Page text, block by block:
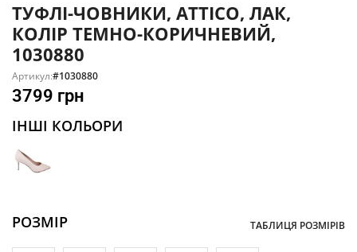
ТУФЛІ-ЧОВНИКИ, ATTICO, ЛАК,
КОЛІР ТЕМНО-КОРИЧНЕВИЙ,
1030880
Артикул:#1030880
3799 грн
ІНШІ КОЛЬОРИ
РОЗМІР ТАБЛИЦЯ РОЗМІРІВ